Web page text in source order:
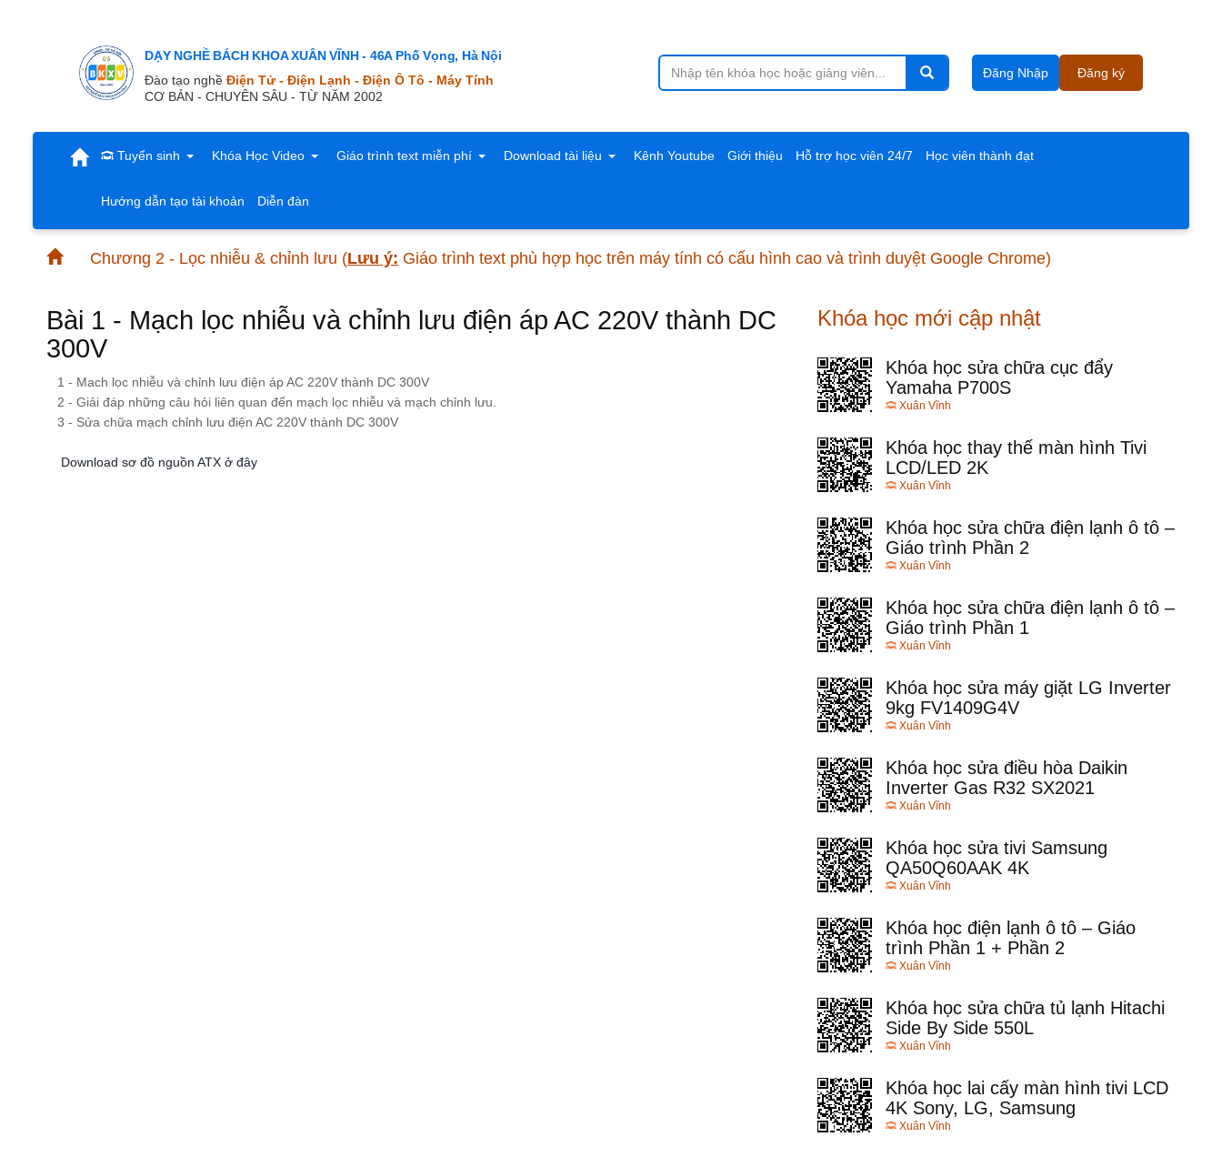
DẠY NGHỀ BÁCH KHOA XUÂN VĨNH - 46A Phố Vọng, Hà Nội
Đào tạo nghề Điện Tử - Điện Lạnh - Điện Ô Tô - Máy Tính
CƠ BẢN - CHUYÊN SÂU - TỪ NĂM 2002
Đăng Nhập Đăng ký
Tuyển sinh Khóa Học Video Giáo trình text miễn phí Download tài liệu Kênh Youtube Giới thiệu Hỗ trợ học viên 24/7 Học viên thành đạt
Hướng dẫn tạo tài khoản Diễn đàn
Chương 2 - Lọc nhiễu & chỉnh lưu (Lưu ý: Giáo trình text phù hợp học trên máy tính có cấu hình cao và trình duyệt Google Chrome)
Bài 1 - Mạch lọc nhiễu và chỉnh lưu điện áp AC 220V thành DC
300V
1 - Mach lọc nhiễu và chỉnh lưu điện áp AC 220V thành DC 300V
2 - Giải đáp những câu hỏi liên quan đến mạch lọc nhiễu và mạch chỉnh lưu.
3 - Sửa chữa mạch chỉnh lưu điện AC 220V thành DC 300V
Download sơ đồ nguồn ATX ở đây
Khóa học mới cập nhật
Khóa học sửa chữa cục đẩy
Yamaha P700S
Xuân Vĩnh
Khóa học thay thế màn hình Tivi
LCD/LED 2K
Xuân Vĩnh
Khóa học sửa chữa điện lạnh ô tô –
Giáo trình Phần 2
Xuân Vĩnh
Khóa học sửa chữa điện lạnh ô tô –
Giáo trình Phần 1
Xuân Vĩnh
Khóa học sửa máy giặt LG Inverter
9kg FV1409G4V
Xuân Vĩnh
Khóa học sửa điều hòa Daikin
Inverter Gas R32 SX2021
Xuân Vĩnh
Khóa học sửa tivi Samsung
QA50Q60AAK 4K
Xuân Vĩnh
Khóa học điện lạnh ô tô – Giáo
trình Phần 1 + Phần 2
Xuân Vĩnh
Khóa học sửa chữa tủ lạnh Hitachi
Side By Side 550L
Xuân Vĩnh
Khóa học lai cấy màn hình tivi LCD
4K Sony, LG, Samsung
Xuân Vĩnh